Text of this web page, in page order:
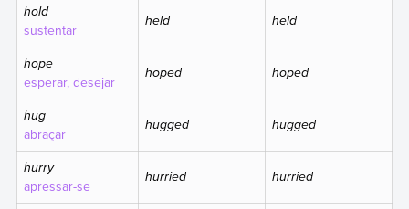
hold
sustentar held held
hope
esperar, desejar hoped hoped
hug
abraçar hugged hugged
hurry
apressar-se hurried hurried